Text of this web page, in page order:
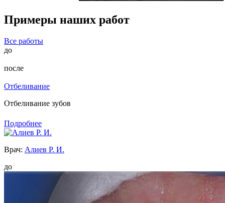
Примеры наших работ
Все работы
до
после
Отбеливание
Отбеливание зубов
Подробнее
Врач: Алиев Р. И.
до